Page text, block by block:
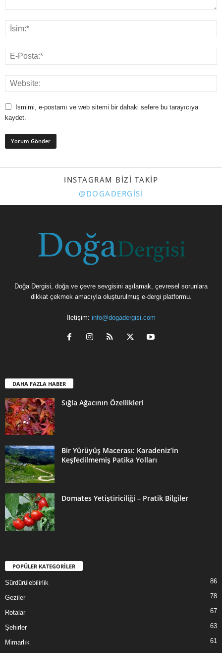
Ismimi, e-postamı ve web sitemi bir dahaki sefere bu tarayıcıya
kaydet.
INSTAGRAM BIZI TAKIP
@DOGADERGISI
Doğa Dergisi, doğa ve çevre sevgisini aşılamak, çevresel sorunlara
dikkat çekmek amacıyla oluşturulmuş e-dergi platformu.
İletişim: info@dogadergisi.com
DAHA FAZLA HABER
Sığla Ağacının Özellikleri
Bir Yürüyüş Macerası: Karadeniz’in
Keşfedilmemiş Patika Yolları
Domates Yetiştiriciliği – Pratik Bilgiler
POPÜLER KATEGORİLER
Sürdürülebilirlik 86
Geziler 78
Rotalar 67
Şehirler 63
Mimarlık
61